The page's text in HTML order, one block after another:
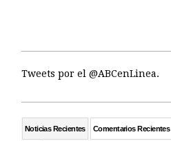
Tweets por el @ABCenLinea.
Noticias Recientes Comentarios Recientes